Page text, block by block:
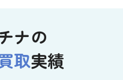
ナの
取実績